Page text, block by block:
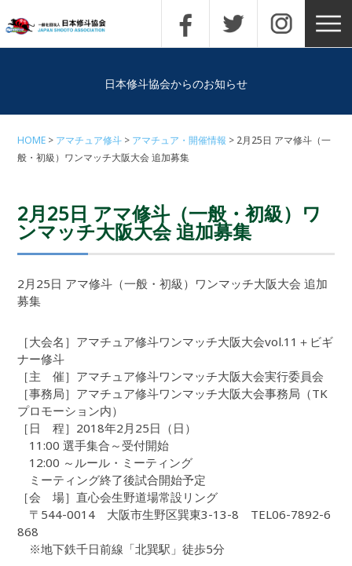
日本修斗協会からのお知らせ
HOME アマチュア修斗 アマチュア・開催情報
2月25日 アマ修斗（一
般・初級）ワンマッチ大阪大会 追加募集
2月25日 アマ修斗（一般・初級）ワ
ンマッチ大阪大会 追加募集
2月25日 アマ修斗（一般・初級）ワンマッチ大阪大会 追加
募集
［大会名］アマチュア修斗ワンマッチ大阪大会vol.11＋ビギ
ナー修斗
［主 催］アマチュア修斗ワンマッチ大阪大会実行委員会
［事務局］アマチュア修斗ワンマッチ大阪大会事務局（TK
プロモーション内）
［日 程］2018年2月25日（日）
11:00 選手集合～受付開始
12:00 ～ルール・ミーティング
ミーティング終了後試合開始予定
［会 場］直心会生野道場常設リング
〒544-0014 大阪市生野区巽東3-13-8 TEL06-7892-6
868
※地下鉄千日前線「北巽駅」徒歩5分